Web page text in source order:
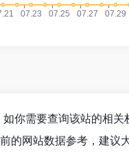
你需要查询该站的相关
的网站数据参考，建议